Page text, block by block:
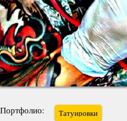
Портфолио: Татуировки